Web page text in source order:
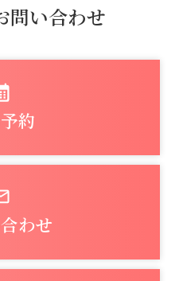
問い合わせ
約
わせ